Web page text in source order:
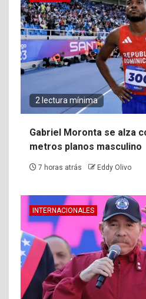
2 lectura mínima
Gabriel Moronta se alza
metros planos masculino
7 horas atrás Eddy Olivo
INTERNACIONALES